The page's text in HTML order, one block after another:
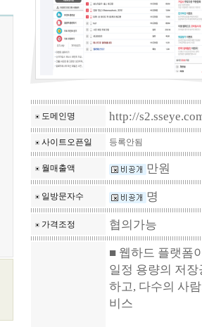
도메인명 http://
사이트오픈일 등록안됨
월매출액 만원
일방문자수 명
가격조정 협의가능
■ 웹하드 플랫폼
일정 용량의 저
하고, 다수의 사
비스